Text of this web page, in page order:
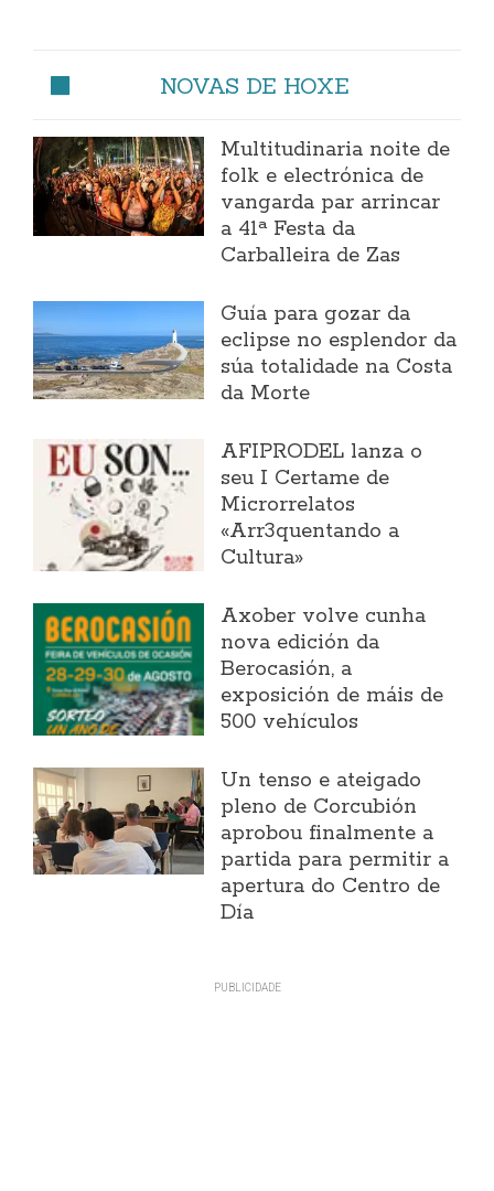
NOVAS DE HOXE
Multitudinaria noite de
folk e electrónica de
vangarda par arrincar
a 41ª Festa da
Carballeira de Zas
Guía para gozar da
eclipse no esplendor da
súa totalidade na Costa
da Morte
AFIPRODEL lanza o
seu I Certame de
Microrrelatos
«Arr3quentando a
Cultura»
Axober volve cunha
nova edición da
Berocasión, a
exposición de máis de
500 vehículos
Un tenso e ateigado
pleno de Corcubión
aprobou finalmente a
partida para permitir a
apertura do Centro de
Día